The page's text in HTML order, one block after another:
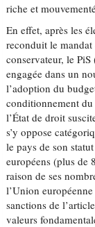
riche et
En effet, après les
reconduit le
conservateur, le
engagée dans un
l’adoption du
conditionnement du
l’État de droit
s’y oppose
le pays de son
européens (plus de
raison de ses
l’Union
sanctions de
valeurs